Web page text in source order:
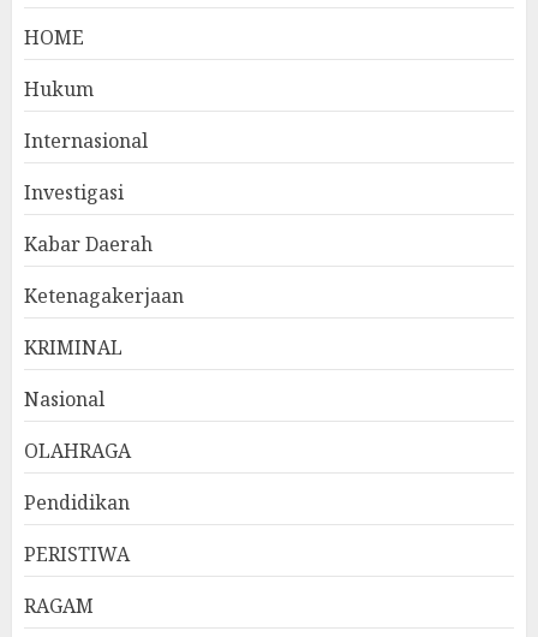
HOME
Hukum
Internasional
Investigasi
Kabar Daerah
Ketenagakerjaan
KRIMINAL
Nasional
OLAHRAGA
Pendidikan
PERISTIWA
RAGAM